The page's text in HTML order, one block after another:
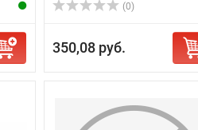
(0)
350,08 руб.